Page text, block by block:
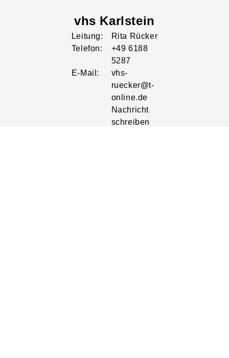
vhs Karlstein
Leitung: Rita Rücker
Telefon:
+49 6188
5287
E-Mail:
vhs-
ruecker@t-
online.de
Nachricht
schreiben